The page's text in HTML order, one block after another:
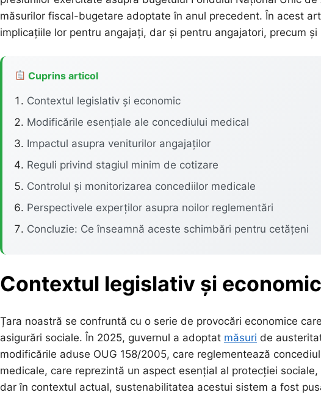
măsurilor fiscal-bugetare adoptate în anul precedent. În acest
implicațiile lor pentru angajați, dar și pentru angajatori, precum
Cuprins articol
Contextul legislativ și economic
Modificările esențiale ale concediului medical
Impactul asupra veniturilor angajaților
Reguli privind stagiul minim de cotizare
Controlul și monitorizarea concediilor medicale
Perspectivele experților asupra noilor reglementări
Concluzie: Ce înseamnă aceste schimbări pentru cetățeni
Contextul legislativ și economic
Țara noastră se confruntă cu o serie de provocări economice
asigurări sociale. În 2025, guvernul a adoptat măsuri de
modificările aduse OUG 158/2005, care reglementează
medicale, care reprezintă un aspect esențial al protecției
dar în contextul actual, sustenabilitatea acestui sistem a fost